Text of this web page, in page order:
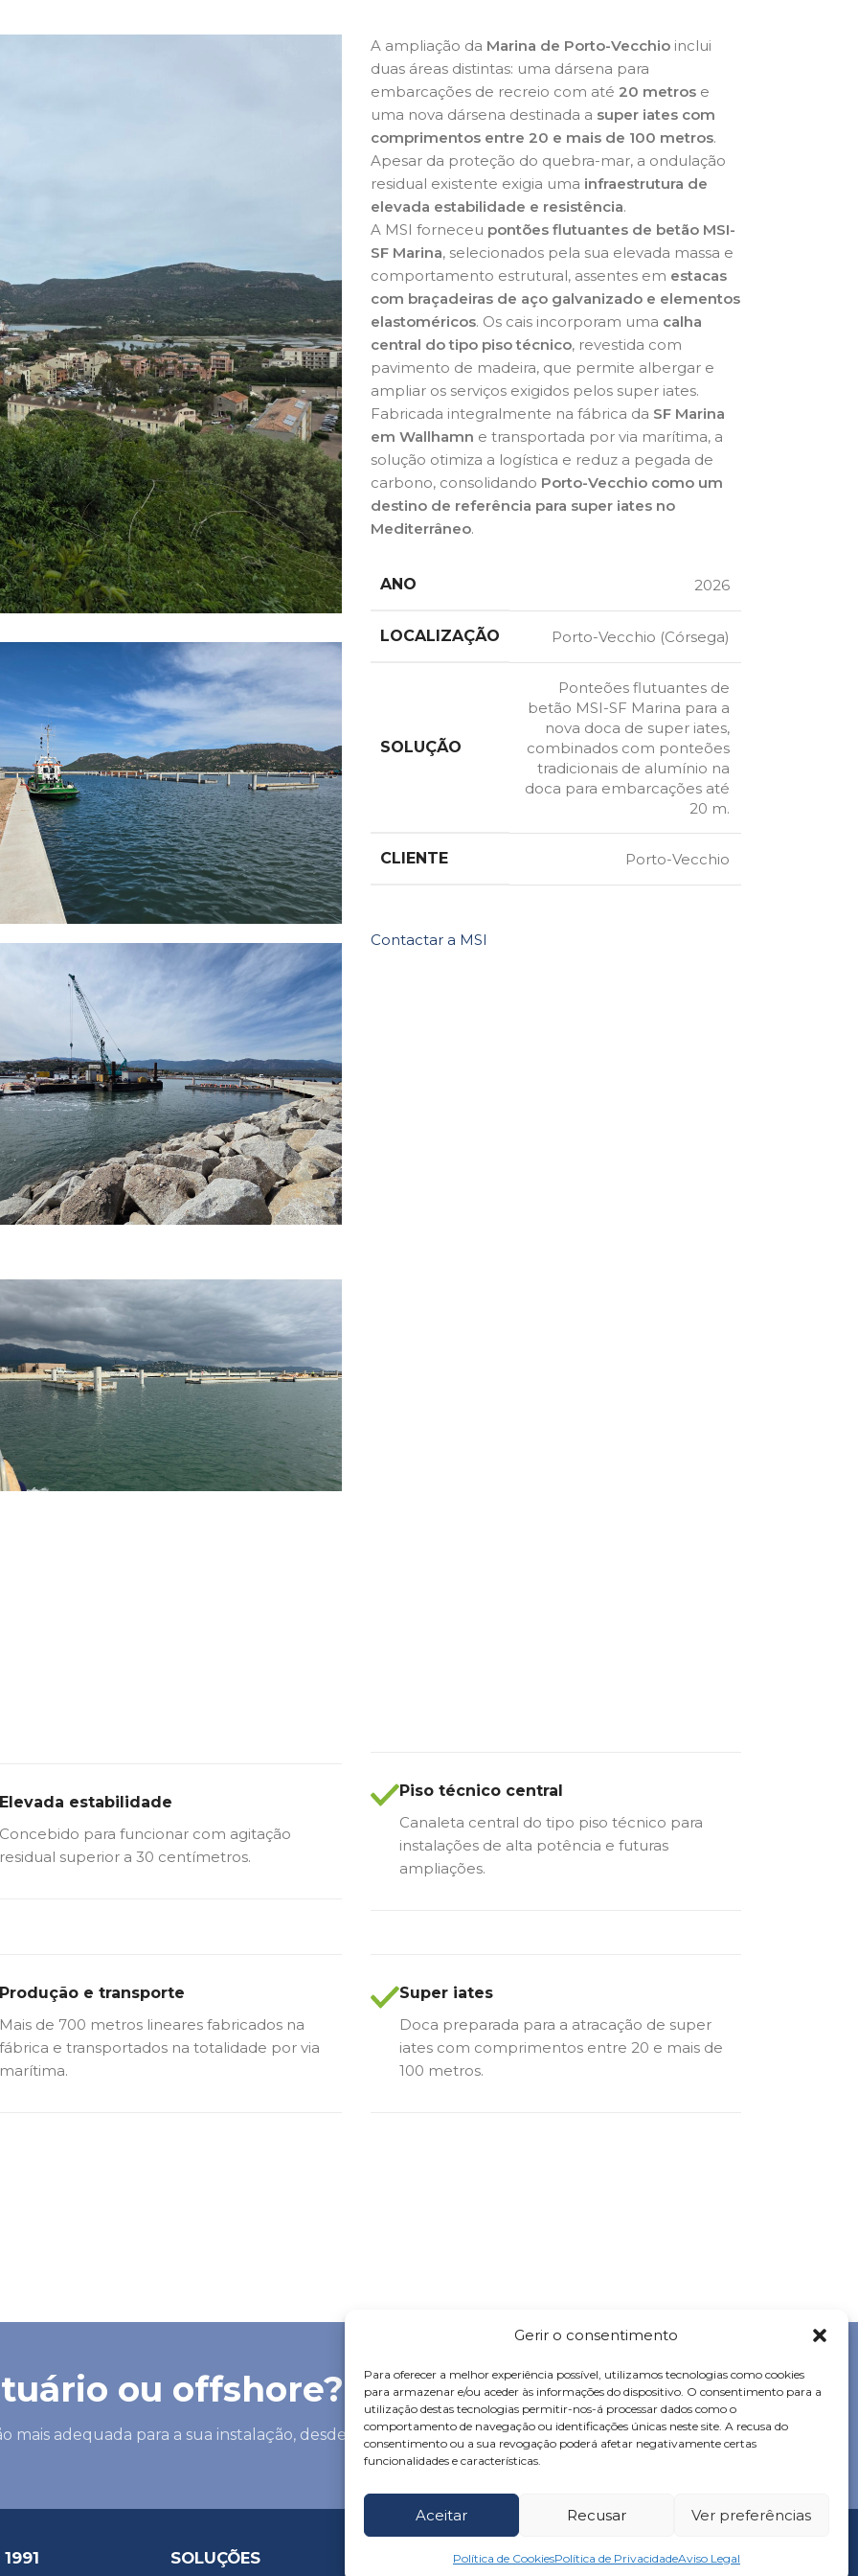
Gerir o consentimento
Para oferecer a melhor experiência possível, utilizamos tecnologias como cookies
para armazenar e/ou aceder às informações do dispositivo. O consentimento para a
utilização destas tecnologias permitir-nos-á processar dados como o
comportamento de navegação ou identificações únicas neste site. A recusa do
consentimento ou a sua revogação poderá afetar negativamente certas
funcionalidades e características.
Aceitar Recusar Ver preferências
Política de CookiesPolítica de PrivacidadeAviso Legal
A ampliação da Marina de Porto-Vecchioinclui
duas áreas distintas: uma dársena para
embarcações de recreio com até 20 metrose
uma nova dársena destinada a super iates com
comprimentos entre 20 e mais de 100 metros.
Apesar da proteção do quebra-mar, a ondulação
residual existente exigia uma infraestrutura de
elevada estabilidade e resistência.
A MSI forneceu pontões flutuantes de betão MSI-
SF Marina, selecionados pela sua elevada massa e
comportamento estrutural, assentes em estacas
com braçadeiras de aço galvanizado e elementos
elastoméricos. Os cais incorporam uma calha
central do tipo piso técnico, revestida com
pavimento de madeira, que permite albergar e
ampliar os serviços exigidos pelos super iates.
Fabricada integralmente na fábrica da SF Marina
em Wallhamn e transportada por via marítima, a
solução otimiza a logística e reduz a pegada de
carbono, consolidando Porto-Vecchio como um
destino de referência para super iates no
Mediterrâneo.
ANO 2026
LOCALIZAÇÃO Porto-Vecchio (Córsega)
SOLUÇÃO
Ponteões flutuantes de
betão MSI-SF Marina para a
nova doca de super iates,
combinados com ponteões
tradicionais de alumínio na
doca para embarcações até
20 m.
CLIENTE Porto-Vecchio
Contactar a MSI
Elevada estabilidade
Concebido para funcionar com agitação
residual superior a 30 centímetros.
Piso técnico central
Canaleta central do tipo piso técnico para
instalações de alta potência e futuras
ampliações.
Produção e transporte
Mais de 700 metros lineares fabricados na
fábrica e transportados na totalidade por via
marítima.
Super iates
Doca preparada para a atracação de super
iates com comprimentos entre 20 e mais de
100 metros.
ou offshore?
adequada para a sua instalação, desde
SOLICITAR ORÇAMENTO
SOLUÇÕES PROJETOS Links de interesse